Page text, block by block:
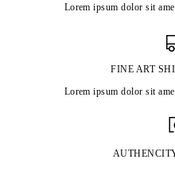
Lorem ipsum dolor sit
FINE ART
Lorem ipsum dolor sit